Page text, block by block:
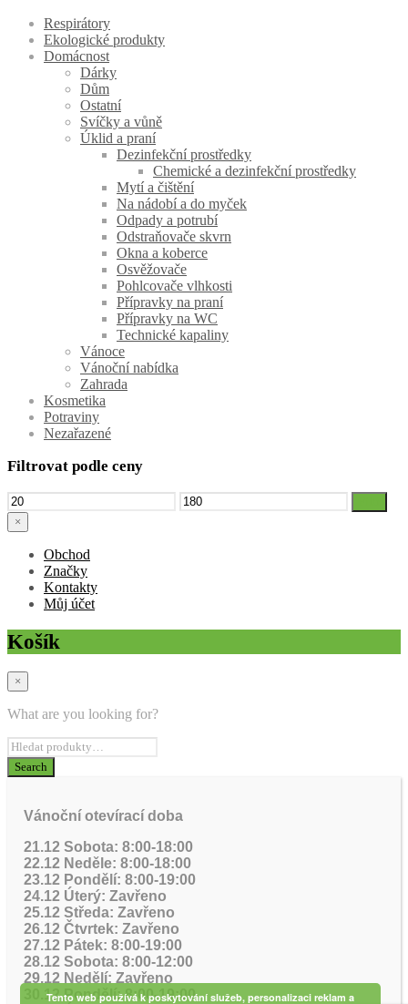
Respirátory
Ekologické produkty
Domácnost
Dárky
Dům
Ostatní
Svíčky a vůně
Úklid a praní
Dezinfekční prostředky
Chemické a dezinfekční prostředky
Mytí a čištění
Na nádobí a do myček
Odpady a potrubí
Odstraňovače skvrn
Okna a koberce
Osvěžovače
Pohlcovače vlhkosti
Přípravky na praní
Přípravky na WC
Technické kapaliny
Vánoce
Vánoční nabídka
Zahrada
Kosmetika
Potraviny
Nezařazené
Filtrovat podle ceny
Minimální
cena
Maximální
cena
×
Obchod
Značky
Kontakty
Můj účet
Košík
×
What are you looking for?
Vánoční otevírací doba
21.12 Sobota: 8:00-18:00
22.12 Neděle: 8:00-18:00
23.12 Pondělí: 8:00-19:00
24.12 Úterý: Zavřeno
25.12 Středa: Zavřeno
26.12 Čtvrtek: Zavřeno
27.12 Pátek: 8:00-19:00
28.12 Sobota: 8:00-12:00
29.12 Nedělí: Zavřeno
30.12 Pondělí: 8:00-19:00
Tento web používá k poskytování služeb, personalizaci reklam a